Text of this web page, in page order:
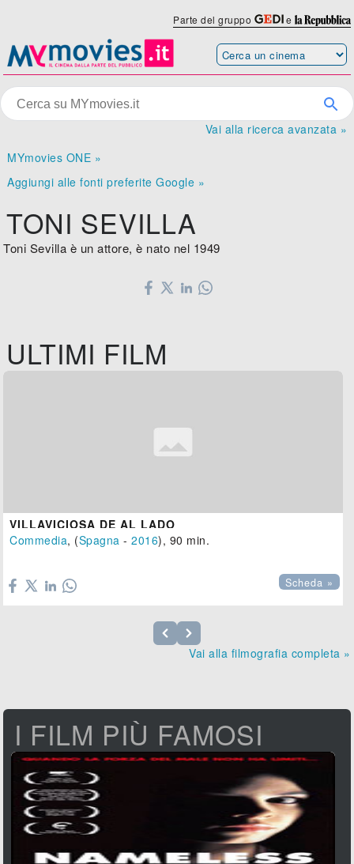
Parte del gruppo e
Vai alla ricerca avanzata »
MYmovies ONE »
Aggiungi alle fonti preferite Google »
TONI SEVILLA
Toni Sevilla è un attore, è nato nel 1949
ULTIMI FILM
VILLAVICIOSA DE AL LADO
Commedia, (Spagna -2016), 90 min.
Scheda »
Vai alla filmografia completa »
I FILM PIÙ FAMOSI